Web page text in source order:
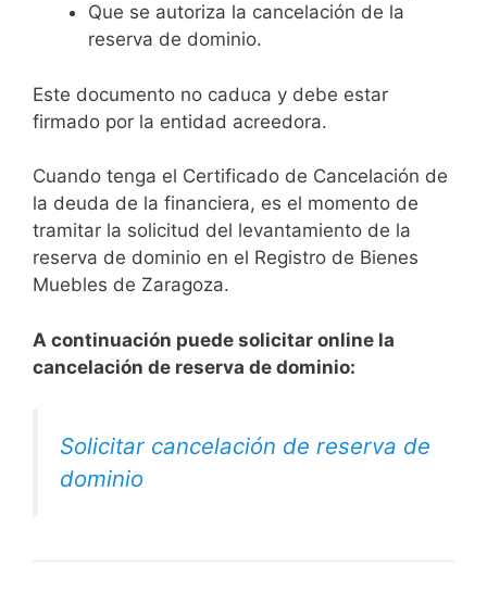
Que se autoriza la cancelación de la
reserva de dominio.
Este documento no caduca y debe estar
firmado por la entidad acreedora.
Cuando tenga el Certificado de Cancelación de
la deuda de la financiera, es el momento de
tramitar la solicitud del levantamiento de la
reserva de dominio en el Registro de Bienes
Muebles de Zaragoza.
A continuación puede solicitar online la
cancelación de reserva de dominio:
Solicitar cancelación de reserva de
dominio